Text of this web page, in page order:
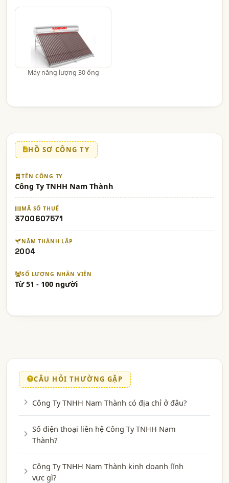
Máy năng lượng 30 ống
HỒ SƠ CÔNG TY
TÊN CÔNG TY
Công Ty TNHH Nam Thành
MÃ SỐ THUẾ
3700607571
NĂM THÀNH LẬP
2004
SỐ LƯỢNG NHÂN VIÊN
Từ 51 - 100 người
CÂU HỎI THƯỜNG GẶP
Công Ty TNHH Nam Thành có địa chỉ ở đâu?
Số điện thoại liên hệ Công Ty TNHH Nam
Thành?
Công Ty TNHH Nam Thành kinh doanh lĩnh
vực gì?